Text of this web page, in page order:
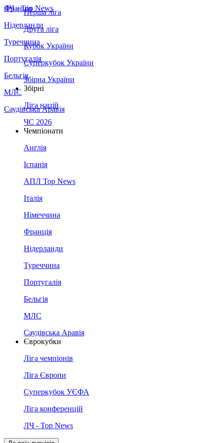
Франція
Нідерланди
Туреччина
Португалія
Бельгія
МЛС
Саудівська Аравія
ЛЧ - Top News
Перша ліга
Друга ліга
Кубок України
Суперкубок України
Збірна України
Збірні
Ліга націй
ЧС 2026
Чемпіонати
Англія
Іспанія
АПЛ Top News
Італія
Німеччина
Франція
Нідерланди
Туреччина
Португалія
Бельгія
МЛС
Саудівська Аравія
Єврокубки
Ліга чемпіонів
Ліга Європи
Суперкубок УЄФА
Ліга конференцій
ЛЧ - Top News